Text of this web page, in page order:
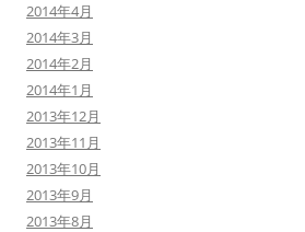
2014年4月
2014年3月
2014年2月
2014年1月
2013年12月
2013年11月
2013年10月
2013年9月
2013年8月